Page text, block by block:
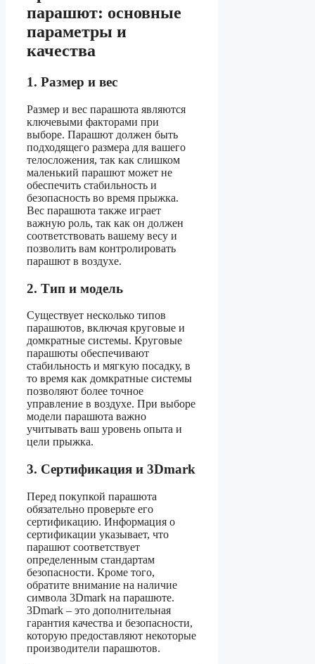
парашют: основные
параметры и
качества
1. Размер и вес
Размер и вес парашюта являются
ключевыми факторами при
выборе. Парашют должен быть
подходящего размера для вашего
телосложения, так как слишком
маленький парашют может не
обеспечить стабильность и
безопасность во время прыжка.
Вес парашюта также играет
важную роль, так как он должен
соответствовать вашему весу и
позволить вам контролировать
парашют в воздухе.
2. Тип и модель
Существует несколько типов
парашютов, включая круговые и
домкратные системы. Круговые
парашюты обеспечивают
стабильность и мягкую посадку, в
то время как домкратные системы
позволяют более точное
управление в воздухе. При выборе
модели парашюта важно
учитывать ваш уровень опыта и
цели прыжка.
3. Сертификация и 3Dmark
Перед покупкой парашюта
обязательно проверьте его
сертификацию. Информация о
сертификации указывает, что
парашют соответствует
определенным стандартам
безопасности. Кроме того,
обратите внимание на наличие
символа 3Dmark на парашюте.
3Dmark – это дополнительная
гарантия качества и безопасности,
которую предоставляют некоторые
производители парашютов.